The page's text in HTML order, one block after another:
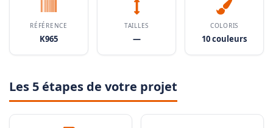
RÉFÉRENCE
K965
TAILLES
—
COLORIS
10 couleurs
Les 5 étapes de votre projet